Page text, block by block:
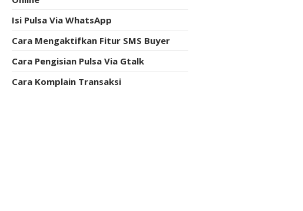
Isi Pulsa Via WhatsApp
Cara Mengaktifkan Fitur SMS Buyer
Cara Pengisian Pulsa Via Gtalk
Cara Komplain Transaksi